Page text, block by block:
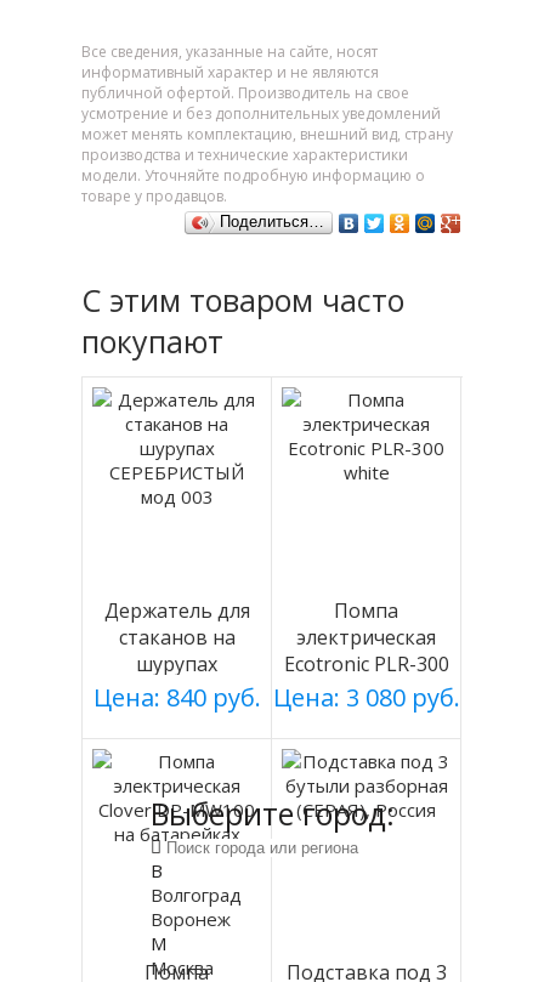
Все сведения, указанные на сайте, носят
информативный характер и не являются
публичной офертой. Производитель на свое
усмотрение и без дополнительных уведомлений
может менять комплектацию, внешний вид, страну
производства и технические характеристики
модели. Уточняйте подробную информацию о
товаре у продавцов.
Поделиться…
С этим товаром часто
покупают
Держатель для
стаканов на
шурупах
СЕРЕБРИСТЫЙ
мод 003
Цена: 840 руб.
Помпа
электрическая
Ecotronic PLR-300
white
Цена: 3 080 руб.
Помпа Подставка под 3
Выберите город:
В
Волгоград
Воронеж
М
Москва